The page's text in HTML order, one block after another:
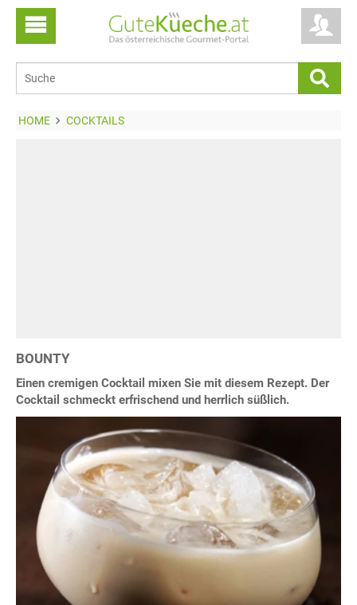
HOME COCKTAILS
BOUNTY
Einen cremigen Cocktail mixen Sie mit diesem Rezept. Der
Cocktail schmeckt erfrischend und herrlich süßlich.